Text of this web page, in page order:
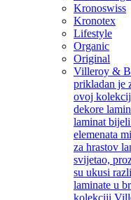
Kronoswiss
Kronotex
Lifestyle
Organic
Original
Villeroy &
prikladan je
ovoj
dekore
laminat
elemenata
za hrastov
svijetao,
su ukusi
laminate u
kolekciji